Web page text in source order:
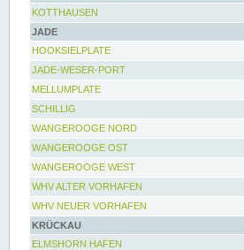
KOTTHAUSEN
JADE
HOOKSIELPLATE
JADE-WESER-PORT
MELLUMPLATE
SCHILLIG
WANGEROOGE NORD
WANGEROOGE OST
WANGEROOGE WEST
WHV ALTER VORHAFEN
WHV NEUER VORHAFEN
KRÜCKAU
ELMSHORN HAFEN